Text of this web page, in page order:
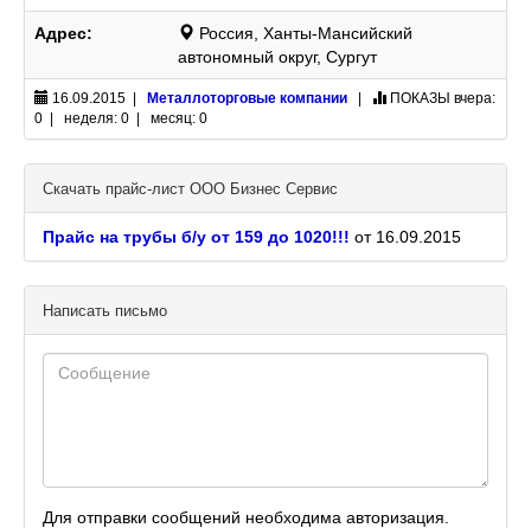
Адрес:
Россия, Ханты-Мансийский
автономный округ, Сургут
16.09.2015 | Металлоторговые компании ПОКАЗЫ вчера:
0 | неделя: 0 | месяц: 0
Скачать прайс-лист ООО Бизнес Сервис
Прайс на трубы б/у от 159 до 1020!!! от 16.09.2015
Написать письмо
Для отправки сообщений необходима авторизация.